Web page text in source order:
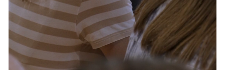
Servizi e accessibilità
Contatti
FAQ
Biglietti